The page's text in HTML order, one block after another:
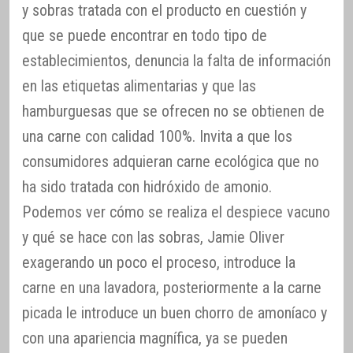
y sobras tratada con el producto en cuestión y
que se puede encontrar en todo tipo de
establecimientos, denuncia la falta de información
en las etiquetas alimentarias y que las
hamburguesas que se ofrecen no se obtienen de
una carne con calidad 100%. Invita a que los
consumidores adquieran carne ecológica que no
ha sido tratada con hidróxido de amonio.
Podemos ver cómo se realiza el despiece vacuno
y qué se hace con las sobras, Jamie Oliver
exagerando un poco el proceso, introduce la
carne en una lavadora, posteriormente a la carne
picada le introduce un buen chorro de amoníaco y
con una apariencia magnífica, ya se pueden